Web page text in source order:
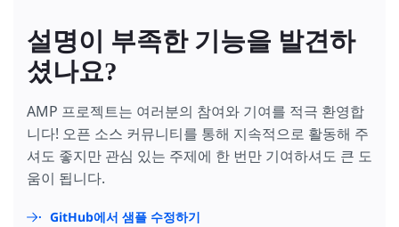
설명이 부족한 기능을 발견하
셨나요?
AMP 프로젝트는 여러분의 참여와 기여를 적극 환영합
니다! 오픈 소스 커뮤니티를 통해 지속적으로 활동해 주
셔도 좋지만 관심 있는 주제에 한 번만 기여하셔도 큰 도
움이 됩니다.
GitHub에서 샘플 수정하기